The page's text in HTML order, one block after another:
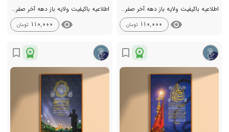
اطلاعیه باکیفیت ولایه باز دهه آخر صفر +استوری
visibility
110,000 تومان
اطلاعیه باکیفیت ولایه باز دهه آخر صفر +استوری
visibility
110,000 تومان
workspace_premium
bookmark_border
workspace_premium
bookmark_border